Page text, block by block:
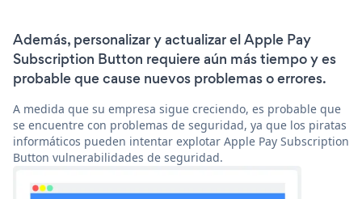
Además, personalizar y actualizar el Apple Pay
Subscription Button requiere aún más tiempo y es
probable que cause nuevos problemas o errores.
A medida que su empresa sigue creciendo, es probable que
se encuentre con problemas de seguridad, ya que los piratas
informáticos pueden intentar explotar Apple Pay Subscription
Button vulnerabilidades de seguridad.